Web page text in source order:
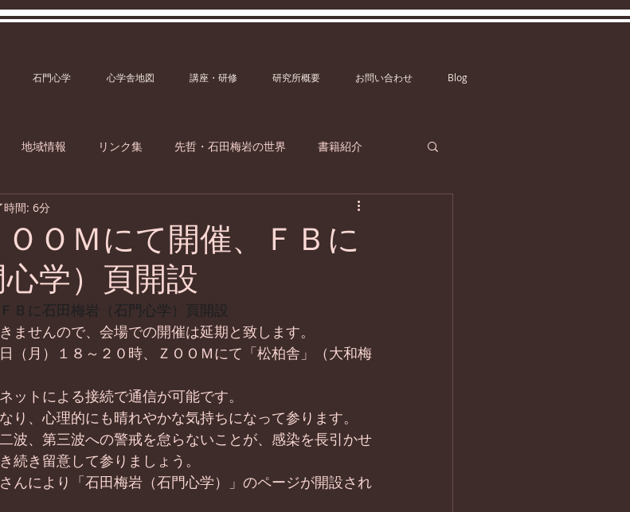
石門心学 心学舎地図 講座・研修 研究所概要 お問い合わせ Blog
地域情報 リンク集 先哲・石田梅岩の世界 書籍紹介
ＯＭにて開催、ＦＢに
学）頁開設
時間: 6分
Ｂに石田梅岩（石門心学）頁開設
ませんので、会場での開催は延期と致します。
（月）１８～２０時、ＺＯＯＭにて「松柏舎」（大和梅
ットによる接続で通信が可能です。
り、心理的にも晴れやかな気持ちになって参ります。
波、第三波への警戒を怠らないことが、感染を長引かせ
続き留意して参りましょう。
んにより「石田梅岩（石門心学）」のページが開設され